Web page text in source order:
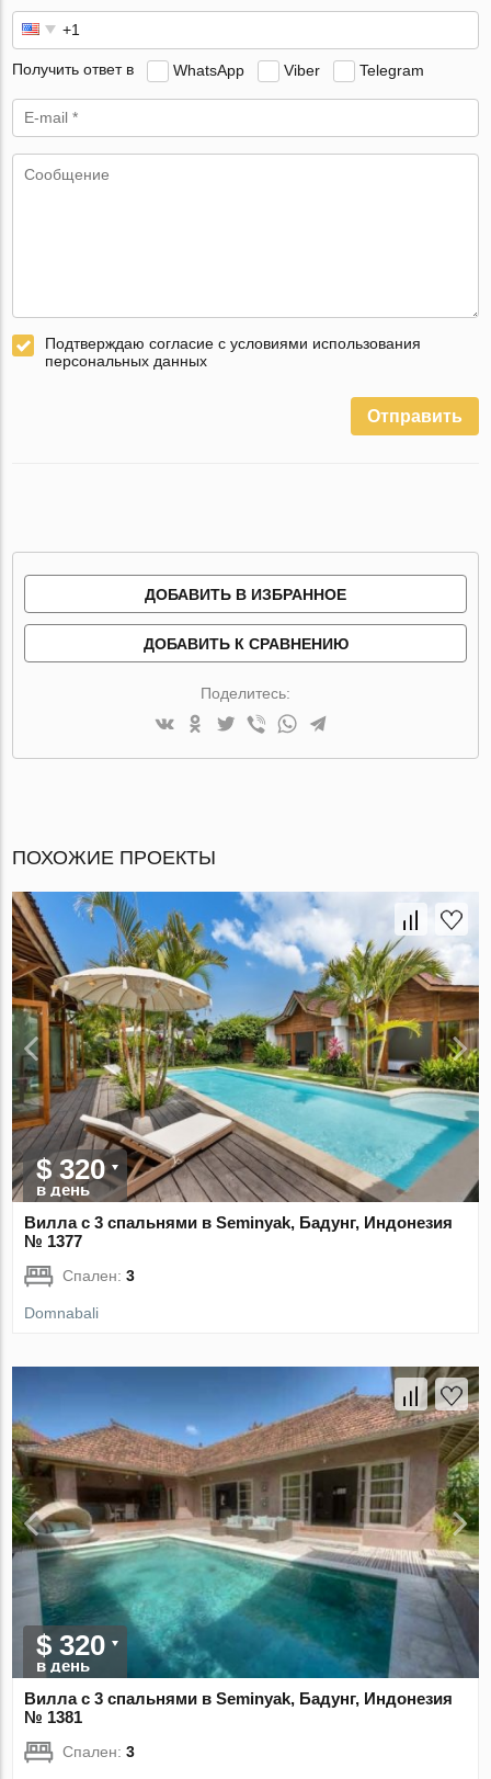
Получить ответ в WhatsApp Viber Telegram
Подтверждаю согласие с условиями использования
персональных данных
Отправить
ДОБАВИТЬ В ИЗБРАННОЕ
ДОБАВИТЬ К СРАВНЕНИЮ
Поделитесь:
ПОХОЖИЕ ПРОЕКТЫ
$ 320
в день
Вилла с 3 спальнями в Seminyak, Бадунг, Индонезия
№ 1377
Спален:3
Domnabali
$ 320
в день
Вилла с 3 спальнями в Seminyak, Бадунг, Индонезия
№ 1381
Спален:3